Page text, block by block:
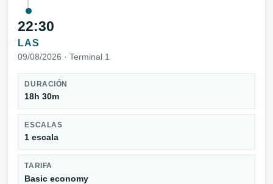
22:30
LAS
09/08/2026 · Terminal 1
DURACIÓN
18h 30m
ESCALAS
1 escala
TARIFA
Basic economy